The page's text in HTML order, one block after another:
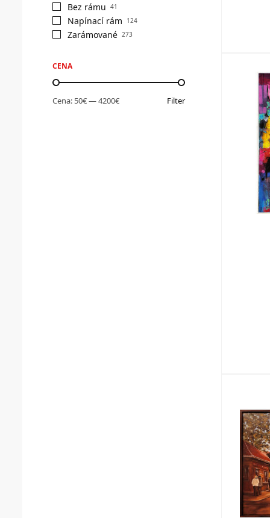
Bez rámu 41
Napínací rám 124
Zarámované 273
CENA
Filter
Cena: 50€—4200€